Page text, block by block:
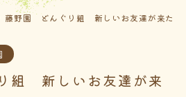
藤野園 どんぐり組 新しいお友達が来た
組 新しいお友達が来